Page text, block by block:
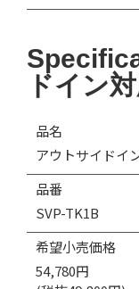
ドイン
品名
アウトサイドイ
品番
SVP-TK1B
希望小売価格
54,780円